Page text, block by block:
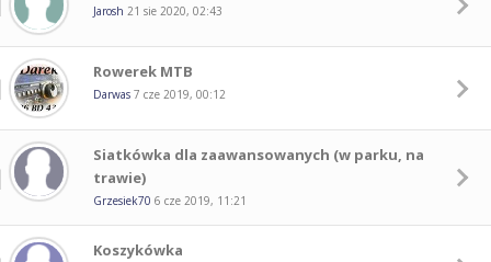
Jarosh 21 sie 2020, 02:43
Rowerek MTB
Darwas 7 cze 2019, 00:12
Siatkówka dla zaawansowanych (w parku, na
trawie)
Grzesiek70 6 cze 2019, 11:21
Koszykówka